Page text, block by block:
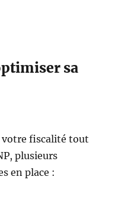
sa
votre fiscalité tout
plusieurs
en place :